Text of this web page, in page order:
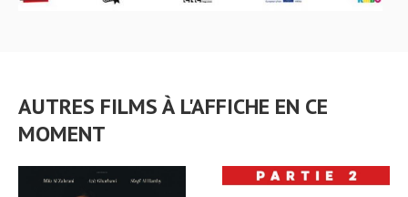
AUTRES FILMS À L'AFFICHE EN CE
MOMENT